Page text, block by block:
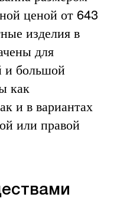
ценой от 643
изделия в
для
и большой
как
и в вариантах
или правой